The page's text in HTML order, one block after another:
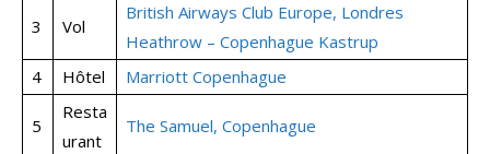
3 Vol
British Airways Club Europe, Londres
Heathrow – Copenhague Kastrup
4
Hôtel Marriott Copenhague
5
Resta
urant
The Samuel, Copenhague